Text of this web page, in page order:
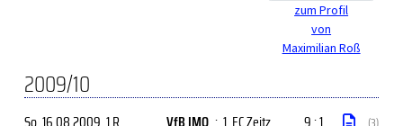
zum Profil
von
Maximilian Roß
2009/10